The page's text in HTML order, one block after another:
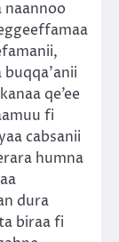
naannoo
qe’ee
fi
cabsanii
humna
dura
biraa fi